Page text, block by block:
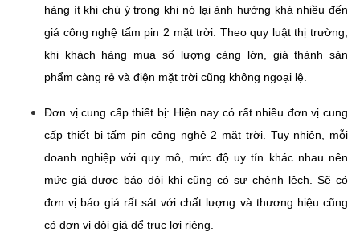
hàng ít khi chú ý trong khi nó lại ảnh hưởng khá nhiều đến
giá công nghệ tấm pin 2 mặt trời. Theo quy luật thị trường,
khi khách hàng mua số lượng càng lớn, giá thành sản
phẩm càng rẻ và điện mặt trời cũng không ngoại lệ.
Đơn vị cung cấp thiết bị: Hiện nay có rất nhiều đơn vị cung
cấp thiết bị tấm pin công nghệ 2 mặt trời. Tuy nhiên, mỗi
doanh nghiệp với quy mô, mức độ uy tín khác nhau nên
mức giá được báo đôi khi cũng có sự chênh lệch. Sẽ có
đơn vị báo giá rất sát với chất lượng và thương hiệu cũng
có đơn vị đội giá để trục lợi riêng.